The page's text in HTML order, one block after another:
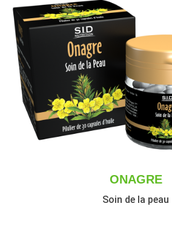
ONAGRE
Soin de la peau